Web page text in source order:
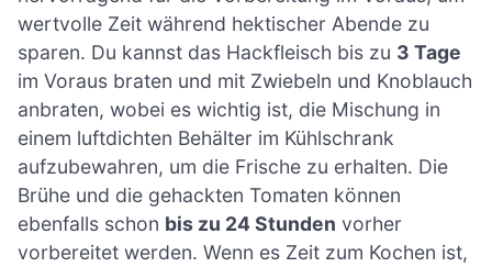
wertvolle Zeit während hektischer Abende zu
sparen. Du kannst das Hackfleisch bis zu 3 Tage
im Voraus braten und mit Zwiebeln und Knoblauch
anbraten, wobei es wichtig ist, die Mischung in
einem luftdichten Behälter im Kühlschrank
aufzubewahren, um die Frische zu erhalten. Die
Brühe und die gehackten Tomaten können
ebenfalls schon bis zu 24 Stunden vorher
vorbereitet werden. Wenn es Zeit zum Kochen ist,